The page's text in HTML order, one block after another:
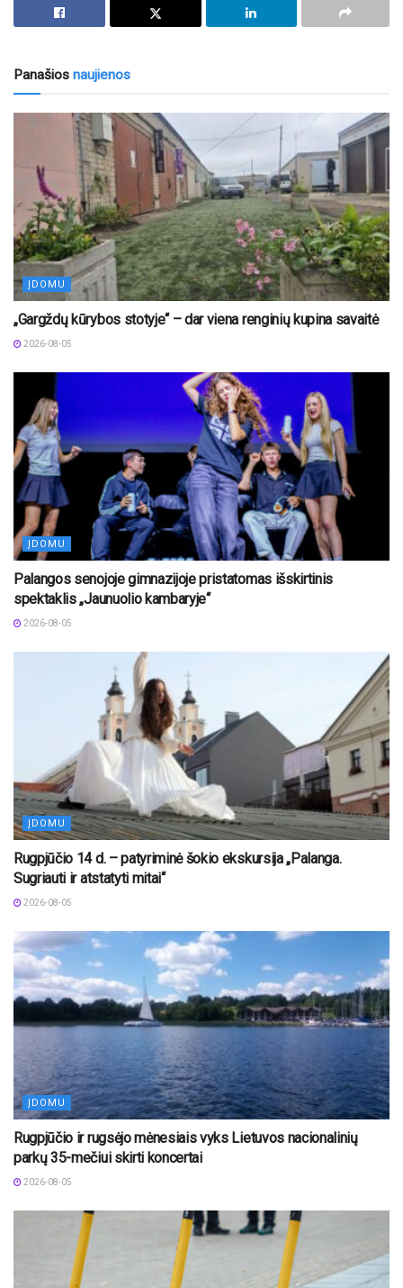
Panašios naujienos
ĮDOMU
„Gargždų kūrybos stotyje“ – dar viena renginių kupina savaitė
2026-08-05
ĮDOMU
Palangos senojoje gimnazijoje pristatomas išskirtinis
spektaklis „Jaunuolio kambaryje“
2026-08-05
ĮDOMU
Rugpjūčio 14 d. – patyriminė šokio ekskursija „Palanga.
Sugriauti ir atstatyti mitai“
2026-08-05
ĮDOMU
Rugpjūčio ir rugsėjo mėnesiais vyks Lietuvos nacionalinių
parkų 35-mečiui skirti koncertai
2026-08-05